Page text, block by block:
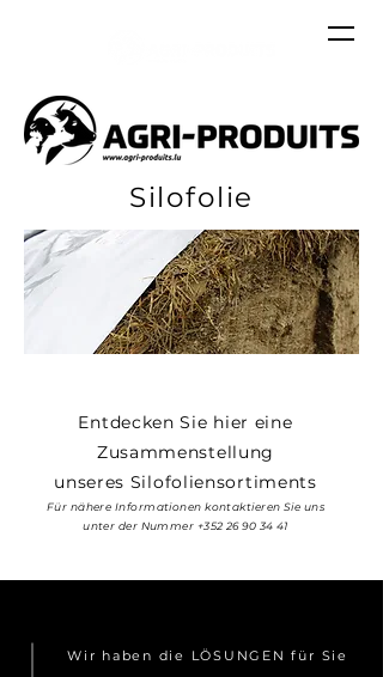
Silofolie
Entdecken Sie hier eine
Zusammenstellung
unseres Silofoliensortiments
Für nähere Informationen kontaktieren Sie uns
unter der Nummer +352 26 90 34 41
Wir haben die LÖSUNGEN für Sie